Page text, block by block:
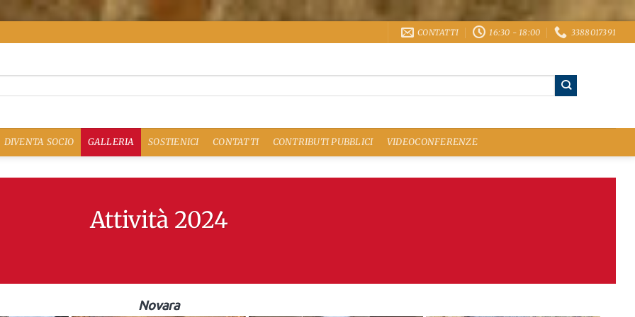
CONTATTI 16:30 - 18:00 3388017391
DIVENTA SOCIO GALLERIA SOSTIENICI CONTATTI CONTRIBUTI PUBBLICI VIDEOCONFERENZE
Attività 2024
Novara